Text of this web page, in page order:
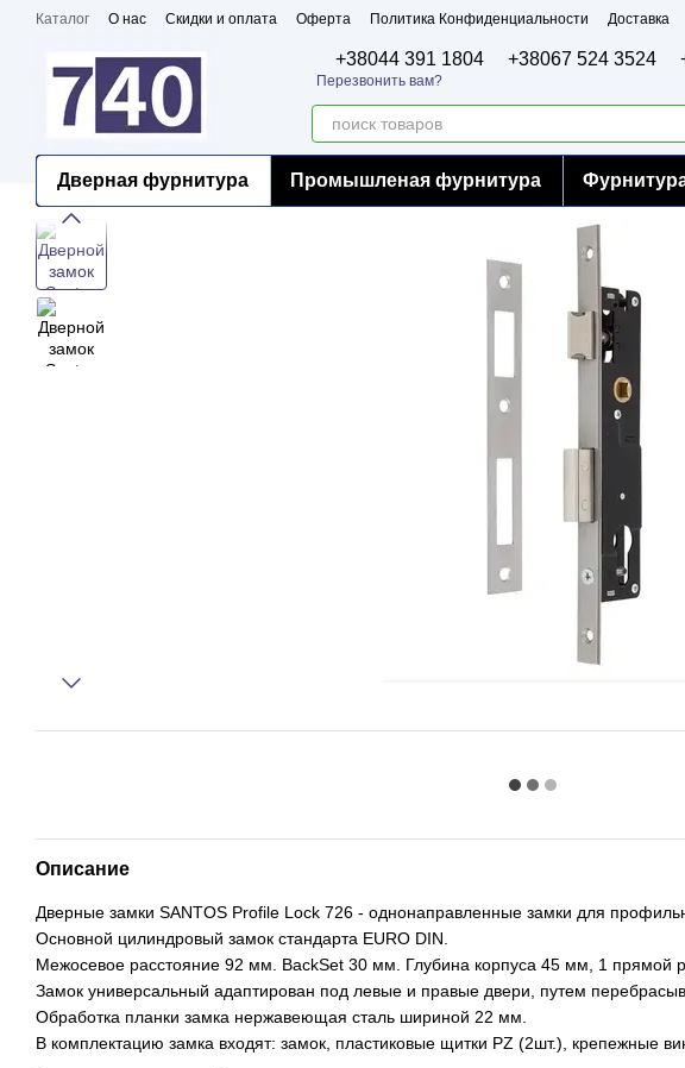
Перейти к основному контенту
Каталог О нас Скидки и оплата Оферта Политика Конфиденциальности Доставка
+38044 391 1804 +38067 524 3524
Перезвонить вам?
Дверная фурнитура Промышленая фурнитура
Описание
Дверные замки SANTOS Profile Lock 726 - однонаправленные замки для
Основной цилиндровый замок стандарта EURO DIN.
Межосевое расстояние 92 мм. BackSet 30 мм. Глубина корпуса 45 мм, 1 прямой
Замок универсальный адаптирован под левые и правые двери, путем
Обработка планки замка нержавеющая сталь шириной 22 мм.
В комплектацию замка входят: замок, пластиковые щитки PZ (2шт.), крепежные